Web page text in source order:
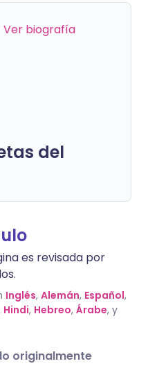
Ver biografía
del
es revisada por
Inglés, Alemán, Español,
Hindi, Hebreo, Árabe, y
originalmente